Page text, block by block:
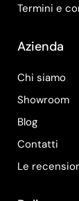
Termini e
Azienda
Chi siamo
Showroom
Blog
Contatti
Le